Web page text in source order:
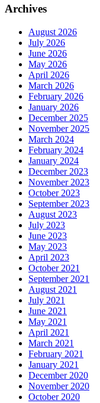
Archives
August 2026
July 2026
June 2026
May 2026
April 2026
March 2026
February 2026
January 2026
December 2025
November 2025
March 2024
February 2024
January 2024
December 2023
November 2023
October 2023
September 2023
August 2023
July 2023
June 2023
May 2023
April 2023
October 2021
September 2021
August 2021
July 2021
June 2021
May 2021
April 2021
March 2021
February 2021
January 2021
December 2020
November 2020
October 2020